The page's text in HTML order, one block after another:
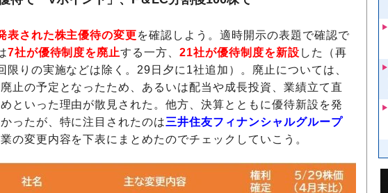
表された株主優待の変更を確認しよう。適時開示の表題で確認で
7社が優待制度を廃止する一方、21社が優待制度を新設 した（再
限りの実施などは除く。29日夕に1社追加）。廃止については、
止の予定となったため、あるいは配当や成長投資、業績立て直
といった理由が散見された。他方、決算とともに優待新設を発
ったが、特に注目されたのは三井住友フィナンシャルグループ
の変更内容を下表にまとめたのでチェックしていこう。